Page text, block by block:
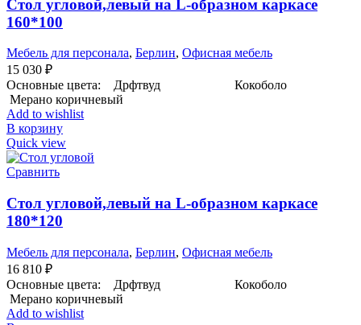
Стол угловой,левый на L-образном каркасе
160*100
Мебель для персонала, Берлин, Офисная мебель
15 030 ₽
Основные цвета: Дрфтвуд Кокоболо
Мерано коричневый
Add to wishlist
В корзину
Quick view
Сравнить
Стол угловой,левый на L-образном каркасе
180*120
Мебель для персонала, Берлин, Офисная мебель
16 810 ₽
Основные цвета: Дрфтвуд Кокоболо
Мерано коричневый
Add to wishlist